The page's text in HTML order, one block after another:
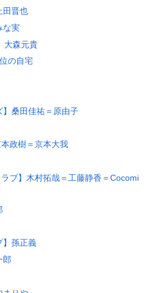
田晋也
な実
大森元貴
の自宅
】桑田佳祐＝原由子
本政樹＝京本大我
ラブ】木村拓哉＝工藤静香＝Cocomi
】孫正義
郎